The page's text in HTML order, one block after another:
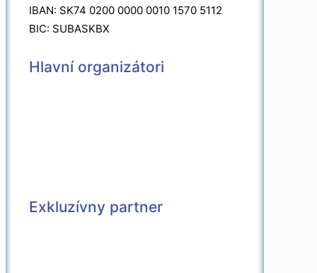
IBAN: SK74 0200 0000 0010 1570 5112
BIC: SUBASKBX
Hlavní organizátori
Exkluzívny partner